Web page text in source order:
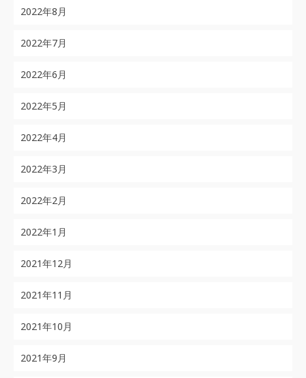
2022年8月
2022年7月
2022年6月
2022年5月
2022年4月
2022年3月
2022年2月
2022年1月
2021年12月
2021年11月
2021年10月
2021年9月